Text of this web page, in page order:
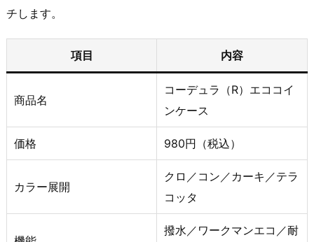
チします。
項目 内容
商品名
コーデュラ（R）エココイ
ンケース
価格 980円（税込）
カラー展開
クロ／コン／カーキ／テラ
コッタ
撥水／ワークマンエコ／耐